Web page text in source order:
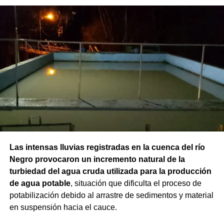
Las intensas lluvias registradas en la cuenca del río
Negro provocaron un incremento natural de la
turbiedad del agua cruda utilizada para la producción
de agua potable, situación que dificulta el proceso de
potabilización debido al arrastre de sedimentos y material
en suspensión hacia el cauce.